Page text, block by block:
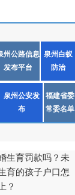
州公路信息
发布平台
泉州白蚁
防治
泉州公安发
布
福建省委
常委名单
生育罚款吗？未
育的孩子户口怎
？